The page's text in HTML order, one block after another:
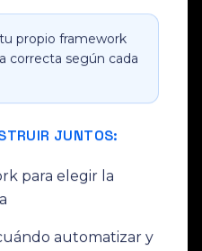
propio framework
correcta según cada
JUNTOS:
para elegir la
automatizar y